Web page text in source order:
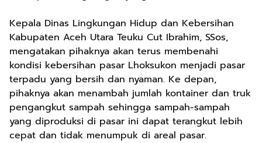
Kepala Dinas Lingkungan Hidup dan Kebersihan
Kabupaten Aceh Utara Teuku Cut Ibrahim, SSos,
mengatakan pihaknya akan terus membenahi
kondisi kebersihan pasar Lhoksukon menjadi pasar
terpadu yang bersih dan nyaman. Ke depan,
pihaknya akan menambah jumlah kontainer dan truk
pengangkut sampah sehingga sampah-sampah
yang diproduksi di pasar ini dapat terangkut lebih
cepat dan tidak menumpuk di areal pasar.